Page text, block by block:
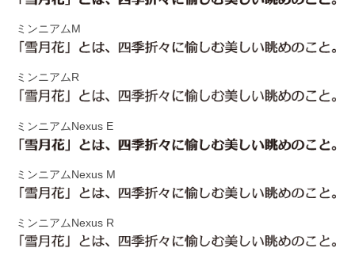
ミンニアムM
ミンニアムR
ミンニアムNexus E
ミンニアムNexus M
ミンニアムNexus R